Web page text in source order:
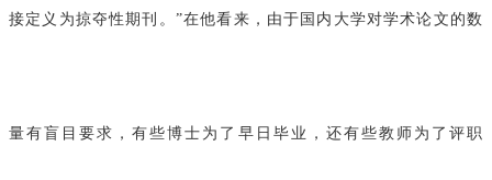
接定义为掠夺性期刊。”在他看来，由于国内大学对学术论文的数
量有盲目要求，有些博士为了早日毕业，还有些教师为了评职